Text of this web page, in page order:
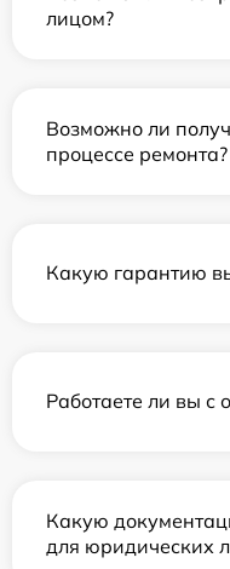
лицом?
Возможно ли
процессе ремонта?
Какую гарантию
Работаете ли вы с
Какую
для юридических